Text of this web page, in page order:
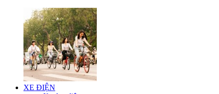
XE ĐIỆN